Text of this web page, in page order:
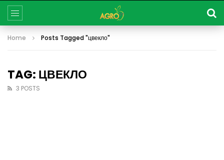
Home Posts Tagged "цвекло"
TAG: ЦВЕКЛО
3 POSTS